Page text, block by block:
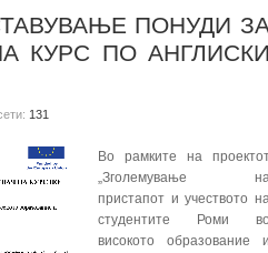
ПОНУДИ
КУРС ПО
131
Во рамките на
„Зголемување
пристапот и учеството
студентите Роми
високото образование